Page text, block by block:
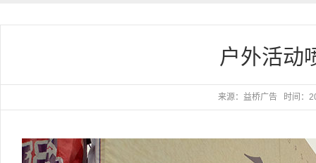
户外活动
来源： 益桥广告 时间：